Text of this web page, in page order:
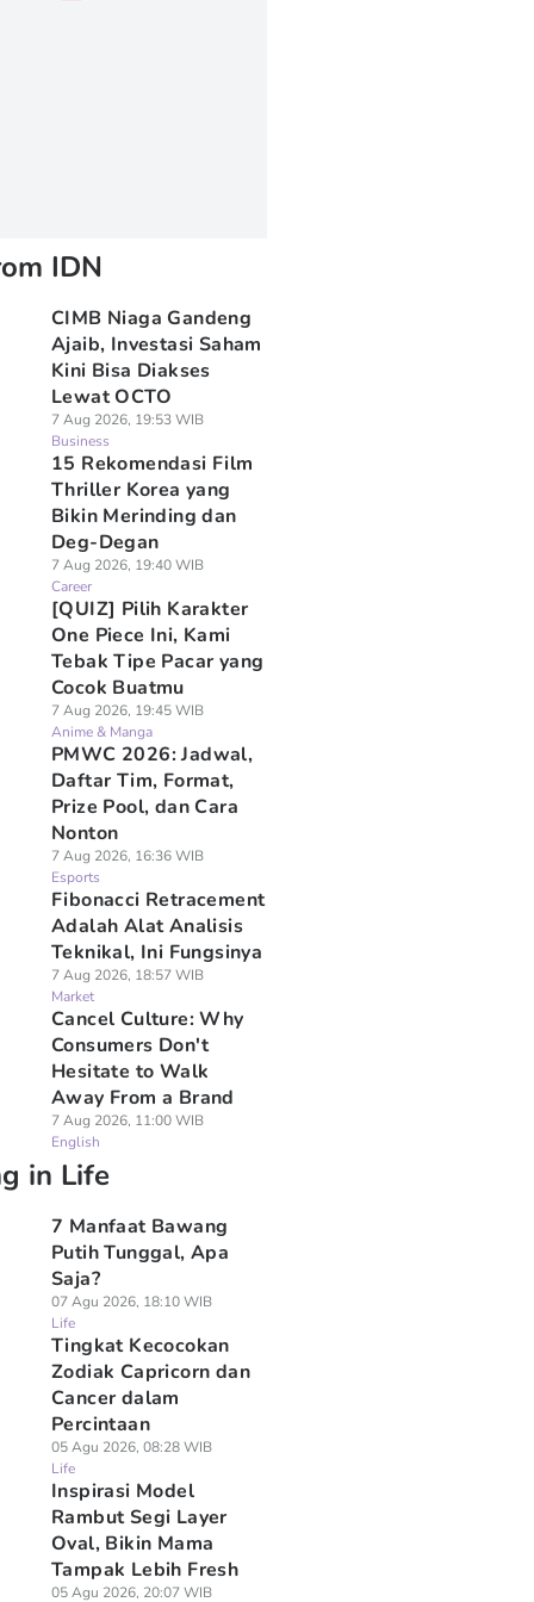
IDN
CIMB Niaga Gandeng
Ajaib, Investasi Saham
Kini Bisa Diakses
Lewat OCTO
7 Aug 2026, 19:53 WIB
Business
15 Rekomendasi Film
Thriller Korea yang
Bikin Merinding dan
Deg-Degan
7 Aug 2026, 19:40 WIB
Career
[QUIZ] Pilih Karakter
One Piece Ini, Kami
Tebak Tipe Pacar yang
Cocok Buatmu
7 Aug 2026, 19:45 WIB
Anime & Manga
PMWC 2026: Jadwal,
Daftar Tim, Format,
Prize Pool, dan Cara
Nonton
7 Aug 2026, 16:36 WIB
Esports
Fibonacci Retracement
Adalah Alat Analisis
Teknikal, Ini Fungsinya
7 Aug 2026, 18:57 WIB
Market
Cancel Culture: Why
Consumers Don't
Hesitate to Walk
Away From a Brand
7 Aug 2026, 11:00 WIB
English
in Life
7 Manfaat Bawang
Putih Tunggal, Apa
Saja?
07 Agu 2026, 18:10 WIB
Life
Tingkat Kecocokan
Zodiak Capricorn dan
Cancer dalam
Percintaan
05 Agu 2026, 08:28 WIB
Life
Inspirasi Model
Rambut Segi Layer
Oval, Bikin Mama
Tampak Lebih Fresh
05 Agu 2026, 20:07 WIB